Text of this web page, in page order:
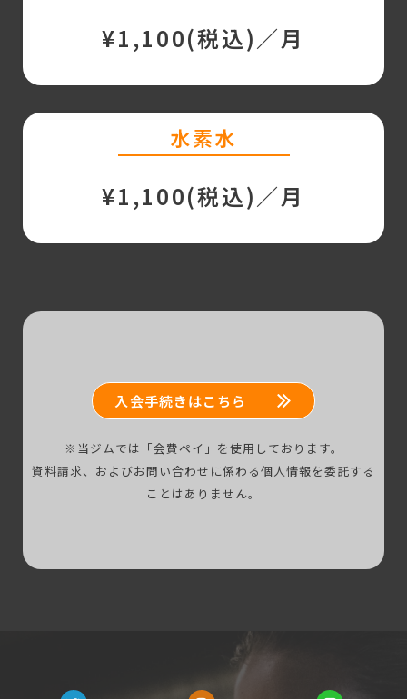
¥1,100(税込)／月
水素水
¥1,100(税込)／月
入会手続きはこちら
※当ジムでは「会費ペイ」を使用しております。
資料請求、およびお問い合わせに係わる個人情報を委託する
ことはありません。